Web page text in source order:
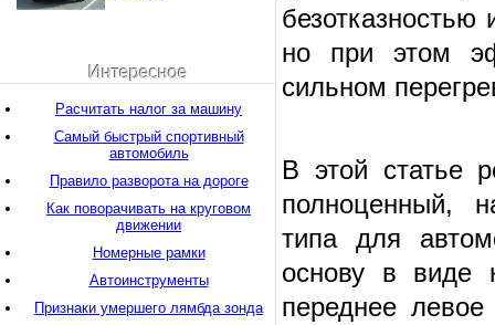
но при этом
сильном
В этой статье
полноценный,
типа для
основу в виде
переднее
Интересное
Расчитать налог за машину
Самый быстрый спортивный
автомобиль
Правило разворота на дороге
Как поворачивать на круговом
движении
Номерные рамки
Автоинструменты
Признаки умершего лямбда зонда